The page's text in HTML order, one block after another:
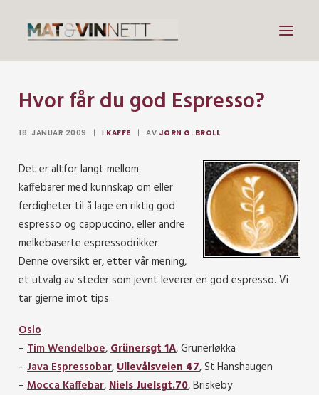
Mat
Lenker
Om vin
Om meg
Search
Hvor får du god Espresso?
18. JANUAR 2009 | I KAFFE | AV JØRN G. BROLL
Det er altfor langt mellom
kaffebarer med kunnskap om eller
ferdigheter til å lage en riktig god
espresso og cappuccino, eller andre
melkebaserte espressodrikker.
Denne oversikt er, etter vår mening,
et utvalg av steder som jevnt leverer en god espresso. Vi
tar gjerne imot tips.
Oslo
– Tim Wendelboe,Grünersgt 1A, Grünerløkka
– Java Espressobar,Ullevålsveien 47, St.Hanshaugen
– Mocca Kaffebar,Niels Juelsgt.70, Briskeby